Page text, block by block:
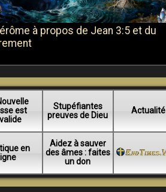
à propos de Jean 3:5 et du
est
Stupéfiantes
preuves de Dieu
Actualité
en
ligne
Aidez à sauver
des âmes : faites
un don